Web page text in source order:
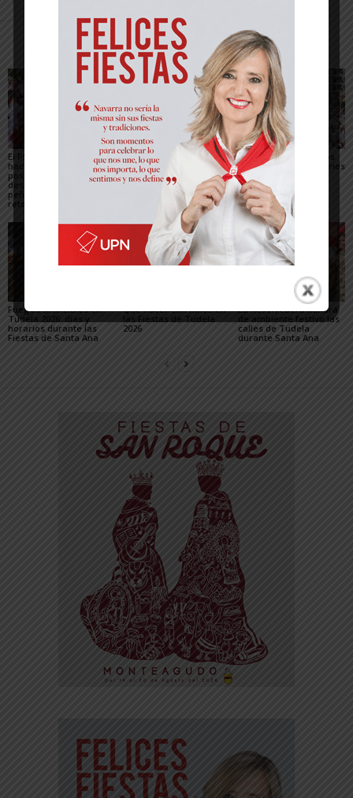
Artículos relacionados Más del autor
El PSN-PSOE de Tudela
hace un balance
positivo de las fiestas,
destaca el papel de las
peñas y plantea los
retos para mejorarlas
Toquero destaca la
convivencia y la caída
de los delitos en el
balance de las Fiestas
de Santa Ana 2026
Gigantes y Cabezudos
en Tudela 2026: horarios
y recorridos en las
Fiestas de Santa Ana
Fuegos artificiales en
Tudela 2026: días y
horarios durante las
Fiestas de Santa Ana
Qué hacer con niños en
las Fiestas de Tudela
2026
La Revolvedera llenará
de ambiente festivo las
calles de Tudela
durante Santa Ana